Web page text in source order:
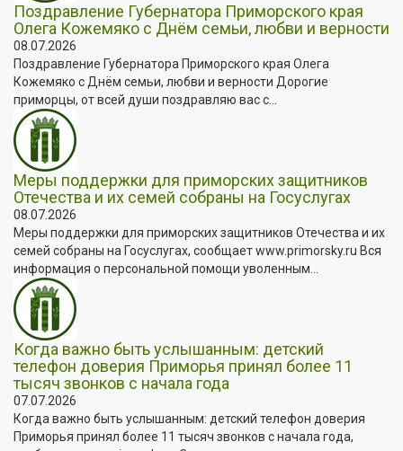
Поздравление Губернатора Приморского края
Олега Кожемяко с Днём семьи, любви и верности
08.07.2026
Поздравление Губернатора Приморского края Олега
Кожемяко с Днём семьи, любви и верности Дорогие
приморцы, от всей души поздравляю вас с...
Меры поддержки для приморских защитников
Отечества и их семей собраны на Госуслугах
08.07.2026
Меры поддержки для приморских защитников Отечества и их
семей собраны на Госуслугах, сообщает www.primorsky.ru Вся
информация о персональной помощи уволенным...
Когда важно быть услышанным: детский
телефон доверия Приморья принял более 11
тысяч звонков с начала года
07.07.2026
Когда важно быть услышанным: детский телефон доверия
Приморья принял более 11 тысяч звонков с начала года,